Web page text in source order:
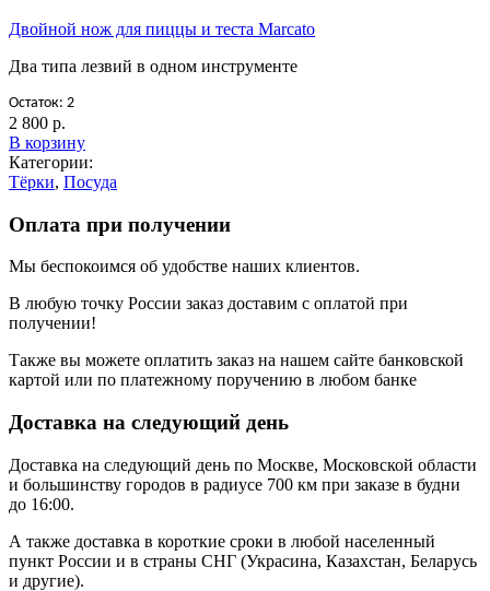
Двойной нож для пиццы и теста Marcato
Два типа лезвий в одном инструменте
Остаток: 2
2 800 р.
В корзину
Категории:
Тёрки, Посуда
Оплата при получении
Мы беспокоимся об удобстве наших клиентов.
В любую точку России заказ доставим с оплатой при
получении!
Также вы можете оплатить заказ на нашем сайте банковской
картой или по платежному поручению в любом банке
Доставка на следующий день
Доставка на следующий день по Москве, Московской области
и большинству городов в радиусе 700 км при заказе в будни
до 16:00.
А также доставка в короткие сроки в любой населенный
пункт России и в страны СНГ (Украсина, Казахстан, Беларусь
и другие).